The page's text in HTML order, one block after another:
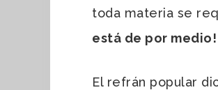
toda materia se
está de por medio!
El refrán popular